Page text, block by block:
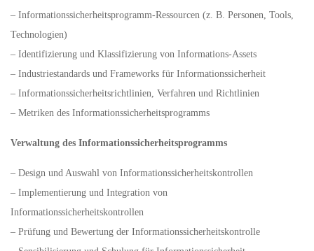
– Informationssicherheitsprogramm-Ressourcen (z. B. Personen, Tools,
Technologien)
– Identifizierung und Klassifizierung von Informations-Assets
– Industriestandards und Frameworks für Informationssicherheit
– Informationssicherheitsrichtlinien, Verfahren und Richtlinien
– Metriken des Informationssicherheitsprogramms
Verwaltung des Informationssicherheitsprogramms
– Design und Auswahl von Informationssicherheitskontrollen
– Implementierung und Integration von
Informationssicherheitskontrollen
– Prüfung und Bewertung der Informationssicherheitskontrolle